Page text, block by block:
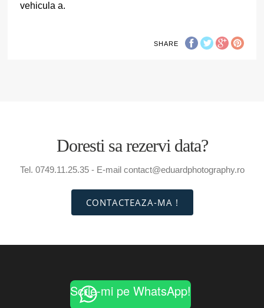
vehicula a.
SHARE
Doresti sa rezervi data?
Tel. 0749.11.25.35 - E-mail contact@eduardphotography.ro
CONTACTEAZA-MA !
Scrie-mi pe WhatsApp!